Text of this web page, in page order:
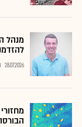
מנהל
28.07.2026